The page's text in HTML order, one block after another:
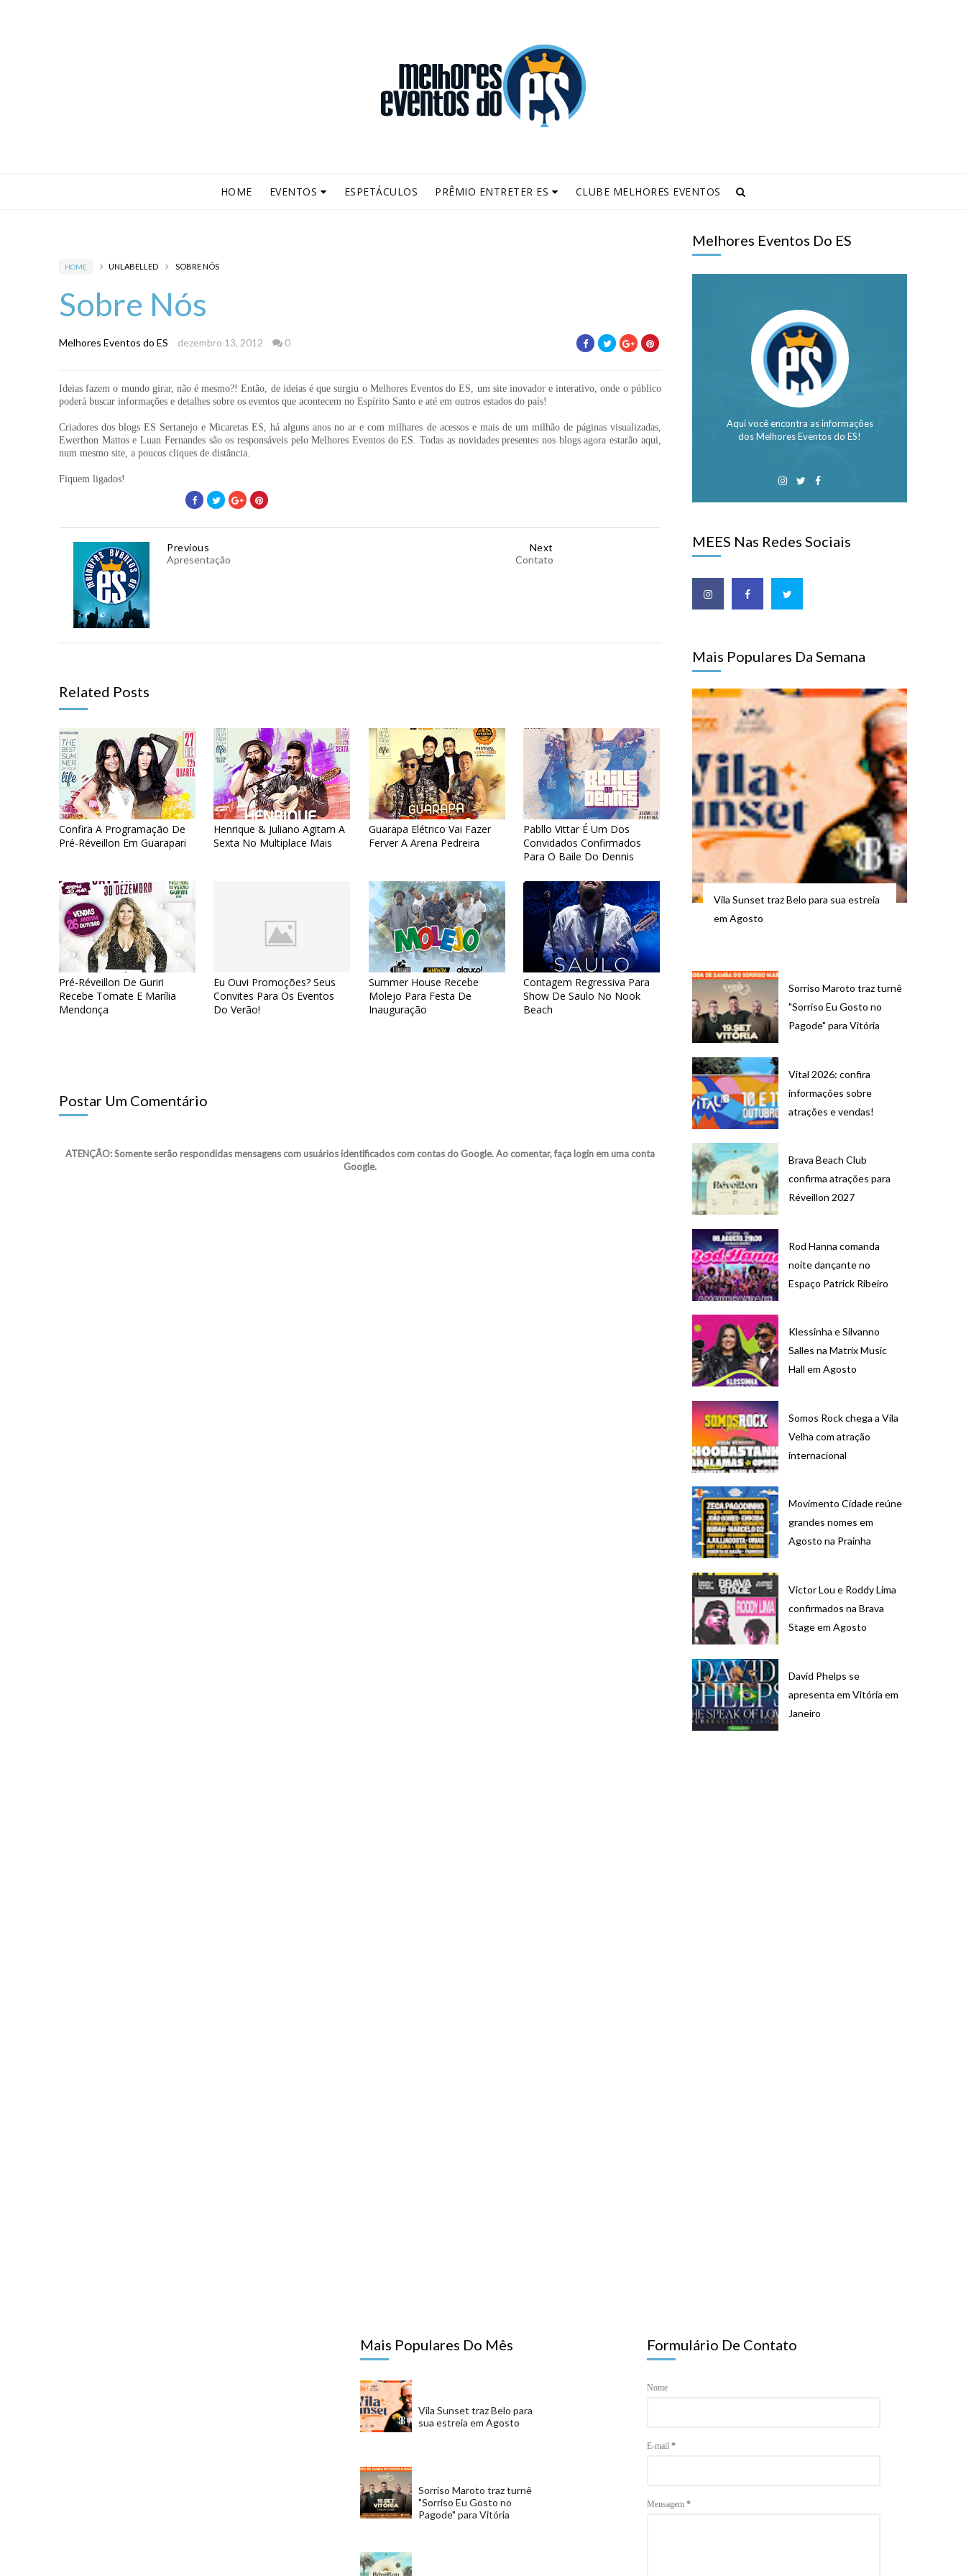
HOME EVENTOS ESPETÁCULOS PRÊMIO ENTRETER ES CLUBE MELHORES EVENTOS
HOME UNLABELLED SOBRE NÓS
Sobre Nós
Melhores Eventos do ES dezembro 13, 2012 0
Ideias fazem o mundo girar, não é mesmo?! Então, de ideias é que surgiu o Melhores Eventos do ES, um site inovador e interativo, onde o público
poderá buscar informações e detalhes sobre os eventos que acontecem no Espírito Santo e até em outros estados do país!
Criadores dos blogs ES Sertanejo e Micaretas ES, há alguns anos no ar e com milhares de acessos e mais de um milhão de páginas visualizadas,
Ewerthon Mattos e Luan Fernandes são os responsáveis pelo Melhores Eventos do ES. Todas as novidades presentes nos blogs agora estarão aqui,
num mesmo site, a poucos cliques de distância.
Fiquem ligados!
Next
Contato
Previous
Apresentação
Related Posts
Confira A Programação De
Pré-Réveillon Em Guarapari
Henrique & Juliano Agitam A
Sexta No Multiplace Mais
Guarapa Elétrico Vai Fazer
Ferver A Arena Pedreira
Pabllo Vittar É Um Dos
Convidados Confirmados
Para O Baile Do Dennis
Pré-Réveillon De Guriri
Recebe Tomate E Marília
Mendonça
Eu Ouvi Promoções? Seus
Convites Para Os Eventos
Do Verão!
Summer House Recebe
Molejo Para Festa De
Inauguração
Contagem Regressiva Para
Show De Saulo No Nook
Beach
Postar Um Comentário
ATENÇÃO: Somente serão respondidas mensagens com usuários identificados com contas do Google. Ao comentar, faça login em uma conta
Google.
Melhores Eventos Do ES
Aqui você encontra as informações
dos Melhores Eventos do ES!
MEES Nas Redes Sociais
Mais Populares Da Semana
Vila Sunset traz Belo para sua estreia
em Agosto
Sorriso Maroto traz turnê
"Sorriso Eu Gosto no
Pagode" para Vitória
Vital 2026: confira
informações sobre
atrações e vendas!
Brava Beach Club
confirma atrações para
Réveillon 2027
Rod Hanna comanda
noite dançante no
Espaço Patrick Ribeiro
Klessinha e Silvanno
Salles na Matrix Music
Hall em Agosto
Somos Rock chega a Vila
Velha com atração
internacional
Movimento Cidade reúne
grandes nomes em
Agosto na Prainha
Victor Lou e Roddy Lima
confirmados na Brava
Stage em Agosto
David Phelps se
apresenta em Vitória em
Janeiro
Mais Populares Do Mês
Vila Sunset traz Belo para
sua estreia em Agosto
Sorriso Maroto traz turnê
"Sorriso Eu Gosto no
Pagode" para Vitória
Formulário De Contato
Nome
E-mail *
Mensagem *